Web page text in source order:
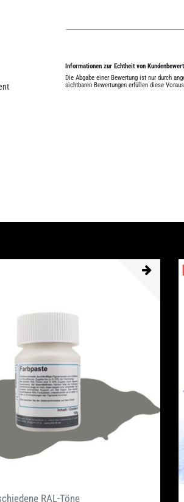
Informationen zur Echtheit von
Die Abgabe einer Bewertung ist nur durch
sichtbaren Bewertungen erfüllen diese
RAL-Töne